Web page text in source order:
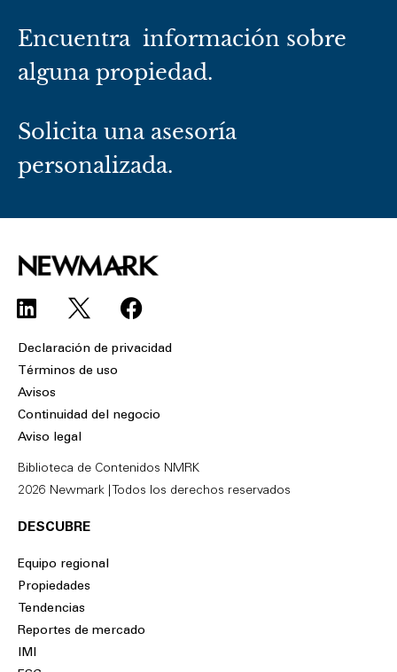
Encuentra información sobre
alguna propiedad.
Solicita una asesoría
personalizada.
L
i
n
k
e
d
i
F
a
c
o
Declaración de privacidad
Términos de uso
Avisos
Continuidad del negocio
Aviso legal
Biblioteca de Contenidos NMRK
2026 Newmark | Todos los derechos reservados
DESCUBRE
Equipo regional
Propiedades
Tendencias
Reportes de mercado
IMI